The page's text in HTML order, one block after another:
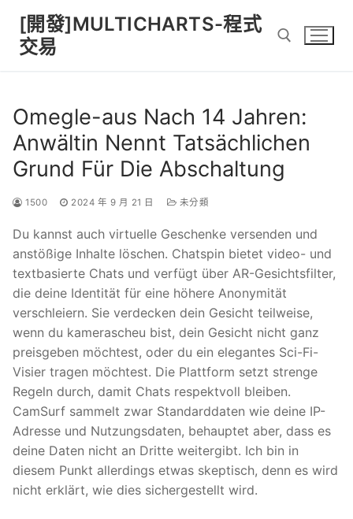
content
[開發]MULTICHARTS-程式
交易
Omegle-aus Nach 14 Jahren:
Anwältin Nennt Tatsächlichen
Grund Für Die Abschaltung
1500 2024 年 9 月 21 日 未分類
Du kannst auch virtuelle Geschenke versenden und
anstößige Inhalte löschen. Chatspin bietet video- und
textbasierte Chats und verfügt über AR-Gesichtsfilter,
die deine Identität für eine höhere Anonymität
verschleiern. Sie verdecken dein Gesicht teilweise,
wenn du kamerascheu bist, dein Gesicht nicht ganz
preisgeben möchtest, oder du ein elegantes Sci-Fi-
Visier tragen möchtest. Die Plattform setzt strenge
Regeln durch, damit Chats respektvoll bleiben.
CamSurf sammelt zwar Standarddaten wie deine IP-
Adresse und Nutzungsdaten, behauptet aber, dass es
deine Daten nicht an Dritte weitergibt. Ich bin in
diesem Punkt allerdings etwas skeptisch, denn es wird
nicht erklärt, wie dies sichergestellt wird.